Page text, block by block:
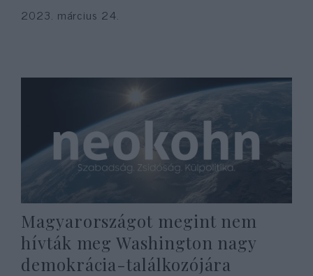
2023. március 24.
Magyarországot megint nem
hívták meg Washington nagy
demokrácia-találkozójára